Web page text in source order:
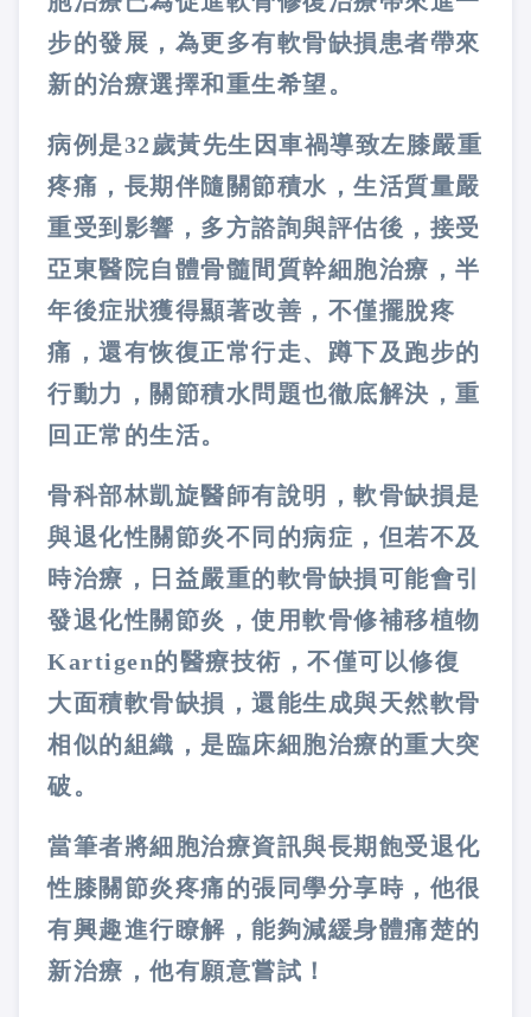
步的發展，為更多有軟骨缺損患者帶來
新的治療選擇和重生希望。
病例是32歲黃先生因車禍導致左膝嚴重
疼痛，長期伴隨關節積水，生活質量嚴
重受到影響，多方諮詢與評估後，接受
亞東醫院自體骨髓間質幹細胞治療，半
年後症狀獲得顯著改善，不僅擺脫疼
痛，還有恢復正常行走、蹲下及跑步的
行動力，關節積水問題也徹底解決，重
回正常的生活。
骨科部林凱旋醫師有說明，軟骨缺損是
與退化性關節炎不同的病症，但若不及
時治療，日益嚴重的軟骨缺損可能會引
發退化性關節炎，使用軟骨修補移植物
Kartigen的醫療技術，不僅可以修復
大面積軟骨缺損，還能生成與天然軟骨
相似的組織，是臨床細胞治療的重大突
破。
當筆者將細胞治療資訊與長期飽受退化
性膝關節炎疼痛的張同學分享時，他很
有興趣進行瞭解，能夠減緩身體痛楚的
新治療，他有願意嘗試！